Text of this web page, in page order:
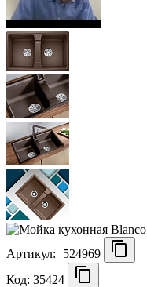
Артикул:
524969
Код: 35424